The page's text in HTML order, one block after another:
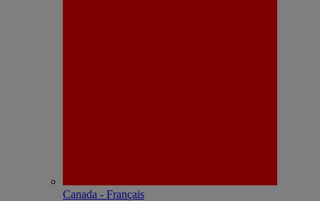
Canada - Français